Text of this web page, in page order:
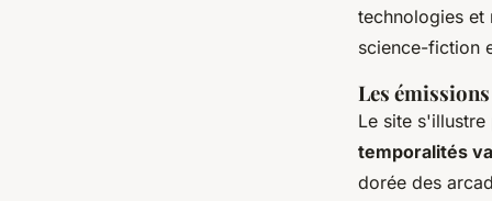
technologies et
science-fiction
Les
Le site s'illustre
temporalités
dorée des